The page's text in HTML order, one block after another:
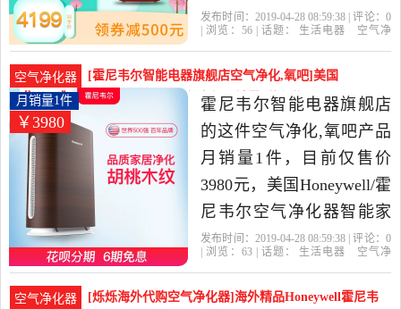
厅除甲醛pm2.5烟尘异味是
旗舰店精选生活电器当中
性价比很高的空气净化,氧
吧，由江苏 南京发货。
发布时间：2019-04-28 08:59:38 | 评论： 0
| 浏览： 56| 话题： 生活电器
空气净
空气净化器
[霍尼韦尔智能电器旗舰店空气净化,氧吧]美国
Honeywell/霍尼韦尔空气月销量1件仅售3980元
￥3980
月销量1件
霍尼韦尔智能电器旗舰店
的这件空气净化,氧吧产品
月销量1件，目前仅售价
3980元，美国Honeywell/霍
尼韦尔空气净化器智能家
用除甲醛雾霾PM2.5烟尘是
旗舰店精选生活电器当中
发布时间：2019-04-28 08:59:38 | 评论： 0
| 浏览： 63| 话题： 生活电器
空气净
空气净化器
[烁烁海外代购空气净化器]海外精品Honeywell霍尼韦